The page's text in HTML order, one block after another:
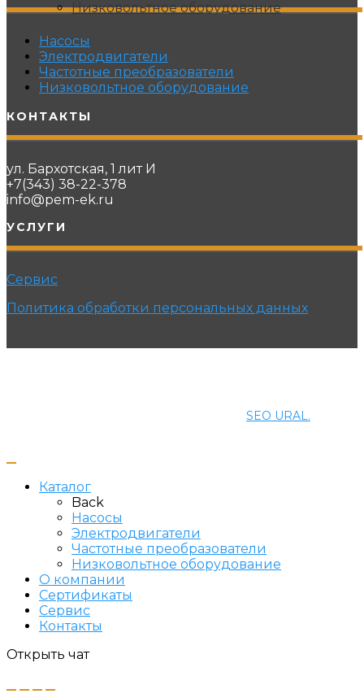
Низковольтное оборудование
Насосы
Электродвигатели
Частотные преобразователи
Низковольтное оборудование
КОНТАКТЫ
ул. Бархотская, 1 лит И
+7(343) 38-22-378
info@pem-ek.ru
УСЛУГИ
Сервис
Политика обработки персональных данных
SEO URAL.
Каталог
Back
Насосы
Электродвигатели
Частотные преобразователи
Низковольтное оборудование
О компании
Сертификаты
Сервис
Контакты
Открыть чат